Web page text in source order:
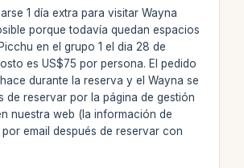
1 día extra para visitar Wayna
porque todavía quedan espacios
en el grupo 1 el dia 28 de
es US$75 por persona. El pedido
durante la reserva y el Wayna se
de reservar por la página de gestión
nuestra web (la información de
email después de reservar con